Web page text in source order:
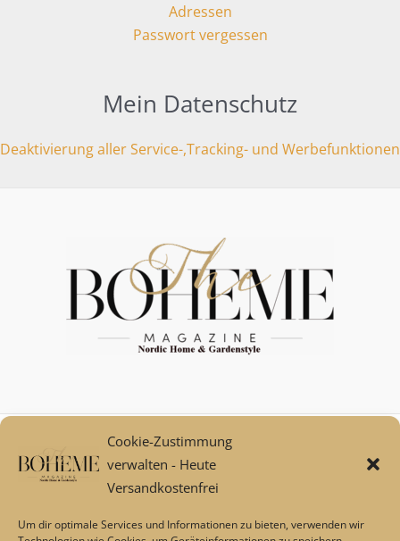
Cookie-Zustimmung
verwalten - Heute
Versandkostenfrei
Um dir optimale Services und Informationen zu bieten, verwenden wir
Adressen
Passwort vergessen
Mein Datenschutz
Deaktivierung aller Service-,Tracking- und Werbefunktionen
Mein Konto
Zahlungsarten
Versand und Retoure****
AGB